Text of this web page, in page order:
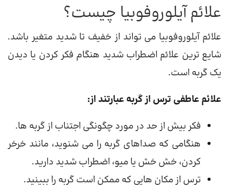
علائم آیلوروفوبیا چیست؟
علائم آیلوروفوبیا می تواند از خفیف تا شدید متغیر باشد.
شایع ترین علائم اضطراب شدید هنگام فکر کردن یا دیدن
یک گربه است.
علائم عاطفی ترس از گربه عبارتند از:
فکر بیش از حد در مورد چگونگی اجتناب از گربه ها.
هنگامی که صداهای گربه را می شنوید، مانند خرخر
کردن، خش خش یا میو، اضطراب شدید دارید.
ترس از مکان هایی که ممکن است گربه را ببینید.